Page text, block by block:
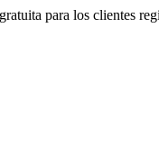
para los clientes